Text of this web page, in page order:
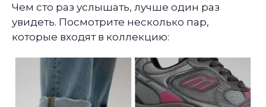
Чем сто раз услышать, лучше один раз
увидеть. Посмотрите несколько пар,
которые входят в коллекцию: